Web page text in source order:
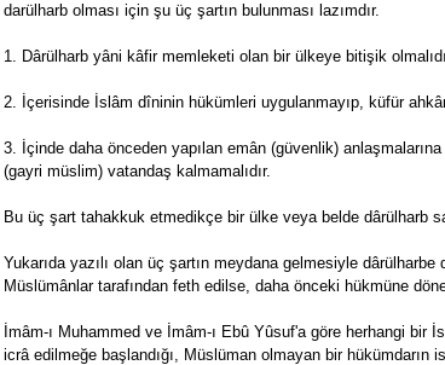
darülharb olması için şu üç şartın bulunması lazımdır.
1. Dârülharb yâni kâfir memleketi olan bir ülkeye bitişik
2. İçerisinde İslâm dîninin hükümleri uygulanmayıp, küfür
3. İçinde daha önceden yapılan emân (güvenlik)
(gayri müslim) vatandaş kalmamalıdır.
Bu üç şart tahakkuk etmedikçe bir ülke veya belde dârülharb
Yukarıda yazılı olan üç şartın meydana gelmesiyle
Müslümânlar tarafından feth edilse, daha önceki hükmüne
İmâm-ı Muhammed ve İmâm-ı Ebû Yûsuf'a göre herhangi bir
icrâ edilmeğe başlandığı, Müslüman olmayan bir hükümdarın